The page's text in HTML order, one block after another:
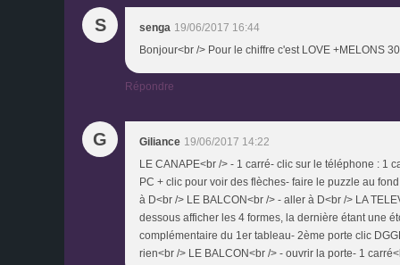
S senga 19/06/2017 16:44
Bonjour<br /> Pour le chiffre c'est LOVE +MELONS
Répondre
G Giliance 19/06/2017 14:22
LE CANAPE<br /> - 1 carré- clic sur le téléphone : 1
PC + clic pour voir des flèches- faire le puzzle au
à D<br /> LE BALCON<br /> - aller à D<br /> LA
dessous afficher les 4 formes, la dernière étant une
complémentaire du 1er tableau- 2ème porte clic
rien<br /> LE BALCON<br /> - ouvrir la porte- 1